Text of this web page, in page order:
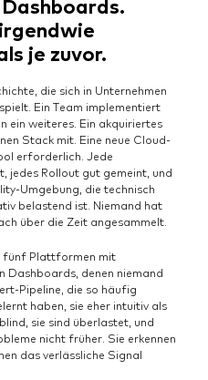
je zuvor.
die sich in Unternehmen
Ein Team implementiert
ein weiteres. Ein akquiriertes
Stack mit. Eine neue Cloud-
erforderlich. Jede
Rollout gut gemeint, und
Umgebung, die technisch
belastend ist. Niemand hat
über die Zeit angesammelt.
fünf Plattformen mit
Dashboards, denen niemand
Pipeline, die so häufig
haben, sie eher intuitiv als
sie sind überlastet, und
nicht früher. Sie erkennen
das verlässliche Signal